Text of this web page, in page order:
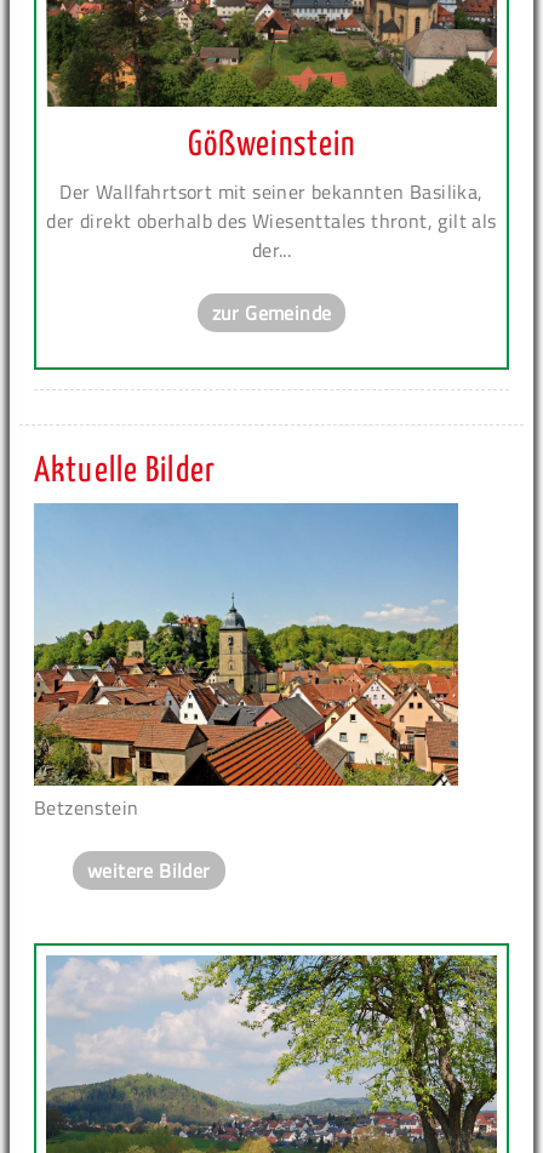
Gößweinstein
Der Wallfahrtsort mit seiner bekannten Basilika,
der direkt oberhalb des Wiesenttales thront, gilt als
der...
zur Gemeinde
Aktuelle Bilder
Betzenstein
weitere Bilder